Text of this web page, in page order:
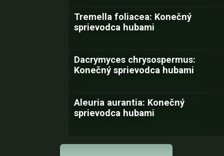
Tremella foliacea: Konečný
sprievodca hubami
Dacrymyces chrysospermus:
Konečný sprievodca hubami
Aleuria aurantia: Konečný
sprievodca hubami